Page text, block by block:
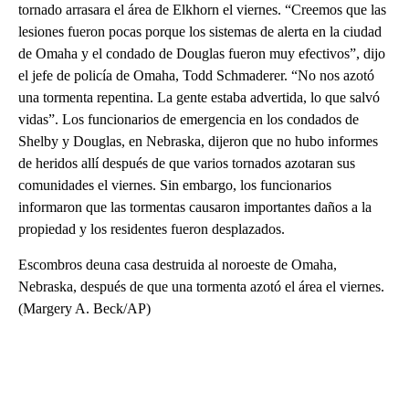
tornado arrasara el área de Elkhorn el viernes. “Creemos que las
lesiones fueron pocas porque los sistemas de alerta en la ciudad
de Omaha y el condado de Douglas fueron muy efectivos”, dijo
el jefe de policía de Omaha, Todd Schmaderer. “No nos azotó
una tormenta repentina. La gente estaba advertida, lo que salvó
vidas”. Los funcionarios de emergencia en los condados de
Shelby y Douglas, en Nebraska, dijeron que no hubo informes
de heridos allí después de que varios tornados azotaran sus
comunidades el viernes. Sin embargo, los funcionarios
informaron que las tormentas causaron importantes daños a la
propiedad y los residentes fueron desplazados.
Escombros deuna casa destruida al noroeste de Omaha,
Nebraska, después de que una tormenta azotó el área el viernes.
(Margery A. Beck/AP)